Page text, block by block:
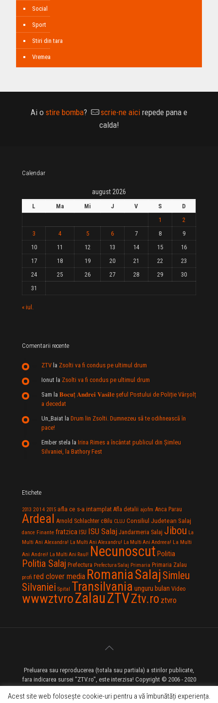
Social
Sport
Stiri din tara
Vremea
Ai o stire bomba? scrie-ne aici repede pana e
calda!
Calendar
august 2026
L Ma Mi J V S
D
1
2
3
4 5 6 7 8
9
10
11 12 13 14 15
16
17
18 19 20 21 22
23
24
25 26 27 28 29
30
31
« iul.
Comentarii recente
ZTV la Zsolti va fi condus pe ultimul drum
Ionut la Zsolti va fi condus pe ultimul drum
Sam la 𝐁𝐨𝐜𝐮ț 𝐀𝐧𝐝𝐫𝐞𝐢 𝐕𝐚𝐬𝐢𝐥e şeful Postului de Poliție Vârșolț
a decedat
Un_Baiat la Drum lin Zsolti. Dumnezeu sã te odihneascã în
pace!
Ember stela la Irina Rimes a încântat publicul din Şimleu
Silvaniei, la Bathory Fest
Etichete
2013 2014 2015 afla ce s-a intamplat Afla detalii ajofm Anca Parau
Ardeal Arnold Schlachter c8ilu CLUJ Consiliul Judetean Salaj
dance Finante fratzica ISU ISU Salaj Jandarmeria Salaj Jibou La
Multi Ani Alexandra! La Multi Ani Alexandru! La Multi Ani Andreea! La Multi
Ani Andrei! La Multi Ani Raul! Necunoscut Politia
Politia Salaj Prefectura Prefectura Salaj Primaria Primaria Zalau
profi red clover media RomaniaSalaj Simleu
Silvaniei Spital Transilvania unguru bulan Video
wwwztvroZalauZTVZtv.ro ztvro
Preluarea sau reproducerea (totala sau partiala) a stirilor publicate,
fara indicarea sursei "ZTV.ro", este interzisa! Copyright © 2006 - 2020
ZTV.ro - Televiziune pe Internet - Zalau TV
Acest site web folosește cookie-uri pentru a vă îmbunătăți experiența.